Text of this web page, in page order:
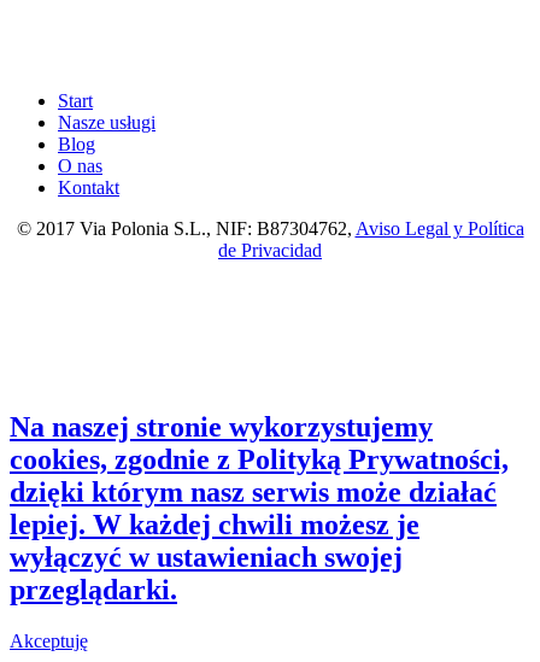
Start
Nasze usługi
Blog
O nas
Kontakt
© 2017 Via Polonia S.L., NIF: B87304762, Aviso Legal y Política
de Privacidad
Na naszej stronie wykorzystujemy
cookies, zgodnie z Polityką Prywatności,
dzięki którym nasz serwis może działać
lepiej. W każdej chwili możesz je
wyłączyć w ustawieniach swojej
przeglądarki.
Akceptuję